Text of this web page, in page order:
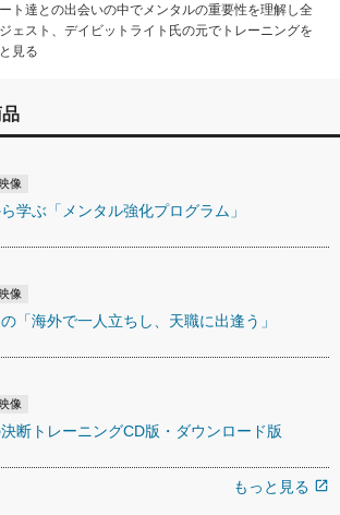
ト達との出会いの中でメンタルの重要性を理解し全
ェスト、デイビットライト氏の元でトレーニングを
見る
像
学ぶ「メンタル強化プログラム」
像
「海外で一人立ちし、天職に出逢う」
像
断トレーニングCD版・ダウンロード版
もっと見る open_in_new